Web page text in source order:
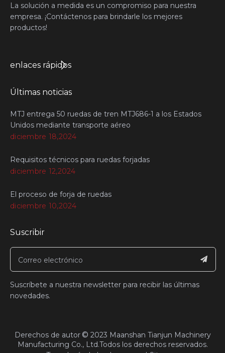
La solución a medida es un compromiso para nuestra
empresa. ¡Contáctenos para brindarle los mejores
productos!
enlaces rápidos
Últimas noticias
MTJ entrega 50 ruedas de tren MTJ686-1 a los Estados
Unidos mediante transporte aéreo
diciembre 18,2024
Requisitos técnicos para ruedas forjadas
diciembre 12,2024
El proceso de forja de ruedas
diciembre 10,2024
Suscribir
Suscríbete a nuestra newsletter para recibir las últimas
novedades.
​Derechos de autor© 2023 Maanshan Tianjun Machinery
Manufacturing Co., Ltd.Todos los derechos reservados.